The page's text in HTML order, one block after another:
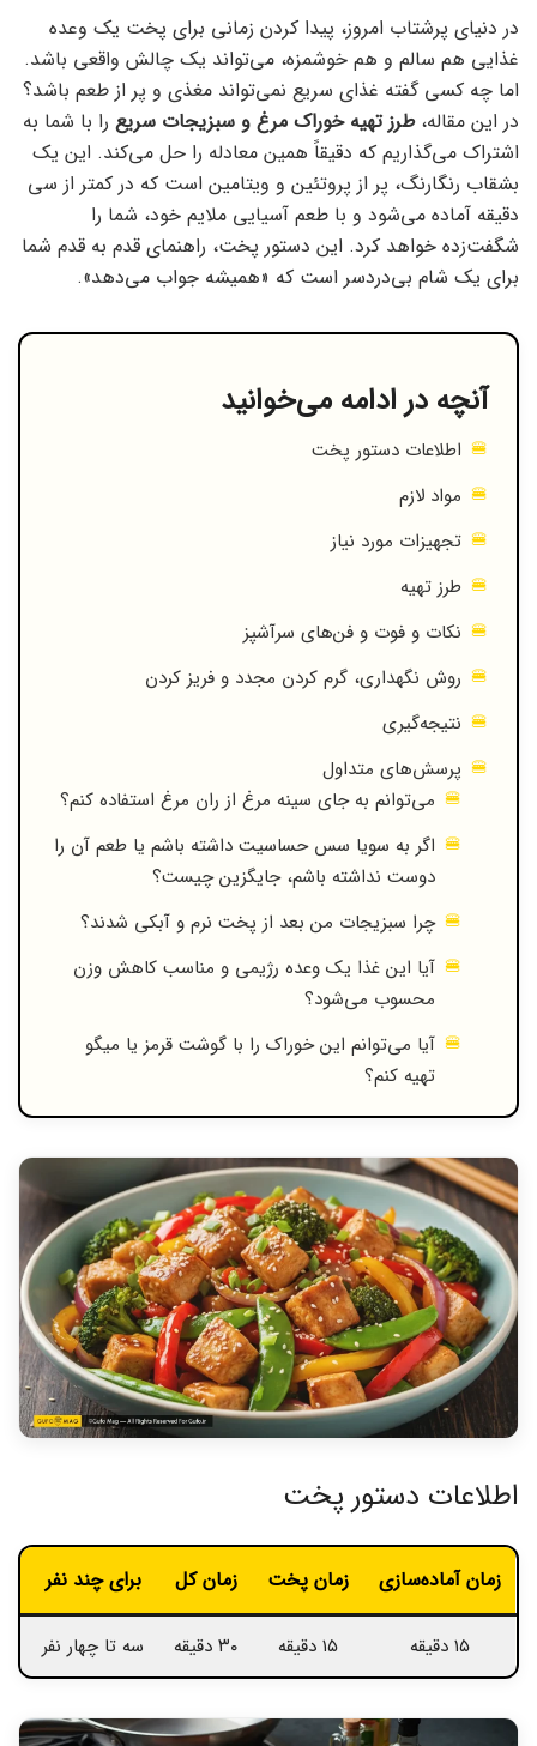
در دنیای پرشتاب امروز، پیدا کردن زمانی برای پخت یک وعده
غذایی هم سالم و هم خوشمزه، می‌تواند یک چالش واقعی باشد.
اما چه کسی گفته غذای سریع نمی‌تواند مغذی و پر از طعم باشد؟
در این مقاله،طرز تهیه خوراک مرغ و سبزیجات سریع را با شما به
اشتراک می‌گذاریم که دقیقاً همین معادله را حل می‌کند. این یک
بشقاب رنگارنگ، پر از پروتئین و ویتامین است که در کمتر از سی
دقیقه آماده می‌شود و با طعم آسیایی ملایم خود، شما را
شگفت‌زده خواهد کرد. این دستور پخت، راهنمای قدم به قدم شما
برای یک شام بی‌دردسر است که «همیشه جواب می‌دهد».
آنچه در ادامه می‌خوانید
اطلاعات دستور پخت
مواد لازم
تجهیزات مورد نیاز
طرز تهیه
نکات و فوت و فن‌های سرآشپز
روش نگهداری، گرم کردن مجدد و فریز کردن
نتیجه‌گیری
پرسش‌های متداول
می‌توانم به جای سینه مرغ از ران مرغ استفاده کنم؟
اگر به سویا سس حساسیت داشته باشم یا طعم آن را
دوست نداشته باشم، جایگزین چیست؟
چرا سبزیجات من بعد از پخت نرم و آبکی شدند؟
آیا این غذا یک وعده رژیمی و مناسب کاهش وزن
محسوب می‌شود؟
آیا می‌توانم این خوراک را با گوشت قرمز یا میگو
تهیه کنم؟
اطلاعات دستور پخت
زمان آماده‌سازی زمان پخت زمان کل برای چند نفر
۱۵ دقیقه ۱۵ دقیقه ۳۰ دقیقه سه تا چهار نفر